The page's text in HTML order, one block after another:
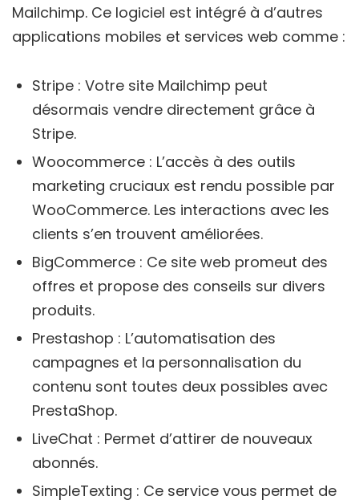
Mailchimp. Ce logiciel est intégré à d’autres
applications mobiles et services web comme :
Stripe : Votre site Mailchimp peut
désormais vendre directement grâce à
Stripe.
Woocommerce : L’accès à des outils
marketing cruciaux est rendu possible par
WooCommerce. Les interactions avec les
clients s’en trouvent améliorées.
BigCommerce : Ce site web promeut des
offres et propose des conseils sur divers
produits.
Prestashop : L’automatisation des
campagnes et la personnalisation du
contenu sont toutes deux possibles avec
PrestaShop.
LiveChat : Permet d’attirer de nouveaux
abonnés.
SimpleTexting : Ce service vous permet de